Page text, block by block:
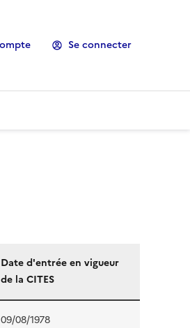
Se connecter
Date d'entrée en vigueur
de la CITES
09/08/1978